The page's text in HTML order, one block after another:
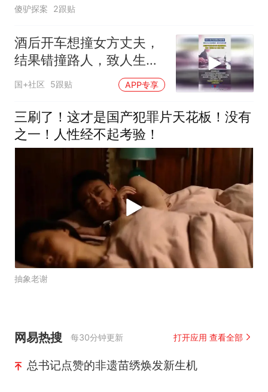
傻驴探案 2跟贴
酒后开车想撞女方丈夫，
结果错撞路人，致人生命
垂危。法院：故意杀人
国+社区 5跟贴 APP专享
三刷了！这才是国产犯罪片天花板！没有
之一！人性经不起考验！
抽象老谢
网易热搜 每30分钟更新 打开应用 查看全部
总书记点赞的非遗苗绣焕发新生机